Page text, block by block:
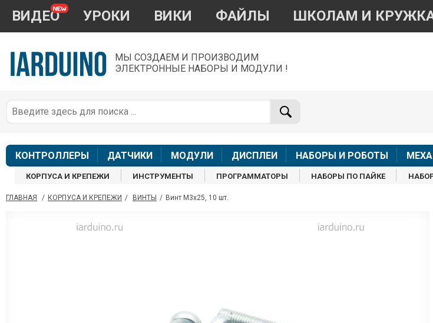
ВИДЕО УРОКИ ВИКИ ФАЙЛЫ ШКОЛАМ И
МЫ СОЗДАЕМ И ПРОИЗВОДИМ
ЭЛЕКТРОННЫЕ НАБОРЫ И МОДУЛИ !
КОНТРОЛЛЕРЫ ДАТЧИКИ МОДУЛИ ДИСПЛЕИ НАБОРЫ И РОБОТЫ
КОРПУСА И КРЕПЕЖИ ИНСТРУМЕНТЫ ПРОГРАММАТОРЫ НАБОРЫ ПО ПАЙКЕ
ГЛАВНАЯ / КОРПУСА И КРЕПЕЖИ / ВИНТЫ / Винт М3х25, 10 шт.
По вопросам приобретения товара
+7 968 454 17 38
звонки и аудио сообщения не обслуживаются
Менеджер
shop@iarduino.ru
По техническим вопросам